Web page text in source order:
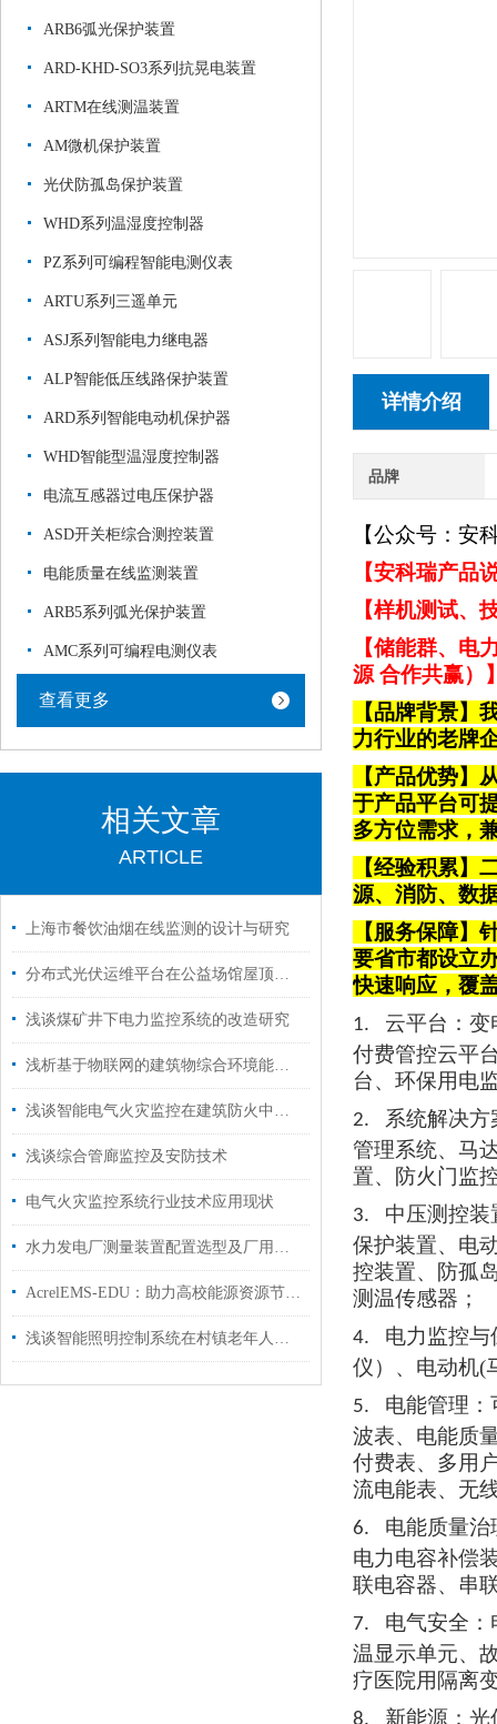
ARB6弧光保护装置
ARD-KHD-SO3系列抗晃电装置
ARTM在线测温装置
AM微机保护装置
光伏防孤岛保护装置
WHD系列温湿度控制器
PZ系列可编程智能电测仪表
ARTU系列三遥单元
ASJ系列智能电力继电器
ALP智能低压线路保护装置
ARD系列智能电动机保护器
WHD智能型温湿度控制器
电流互感器过电压保护器
ASD开关柜综合测控装置
电能质量在线监测装置
ARB5系列弧光保护装置
AMC系列可编程电测仪表
查看更多
相关文章
ARTICLE
上海市餐饮油烟在线监测的设计与研究
分布式光伏运维平台在公益场馆屋顶光伏发电系统的应用分析
浅谈煤矿井下电力监控系统的改造研究
浅析基于物联网的建筑物综合环境能耗监测管理系统
浅谈智能电气火灾监控在建筑防火中的应用及产品选型
浅谈综合管廊监控及安防技术
电气火灾监控系统行业技术应用现状
水力发电厂测量装置配置选型及厂用电管理系统
AcrelEMS-EDU：助力高校能源资源节约工作开展
浅谈智能照明控制系统在村镇老年人设施中的应用
详情介绍
品牌
【公众号：安
【安科瑞产品
【样机测试、
【储能群、电
源 合作共赢）
【品牌背景】
力行业的老牌
【产品优势】
于产品平台可
多方位需求，
【经验积累】
源、消防、数
【服务保障
要省市都设立
快速响应，覆
1. 云平台 ：
付费管控云平
台、环保用电
2.
系统解决
管理系统、马
置、防火门监
3.
中压测控
保护装置、电
控装置、防孤
测温传感器 ；
4.
电力监控
仪）、电动机(
5.
电能管理
波表、电能质
付费表、多用
流电能表、无
6.
电能质量
电力电容补偿
联电容器、串
7.
电气安全
温显示单元、
疗医院用隔离
新能源：